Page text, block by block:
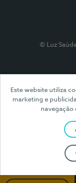
Este website utiliza
marketing e
navegação
© Luz